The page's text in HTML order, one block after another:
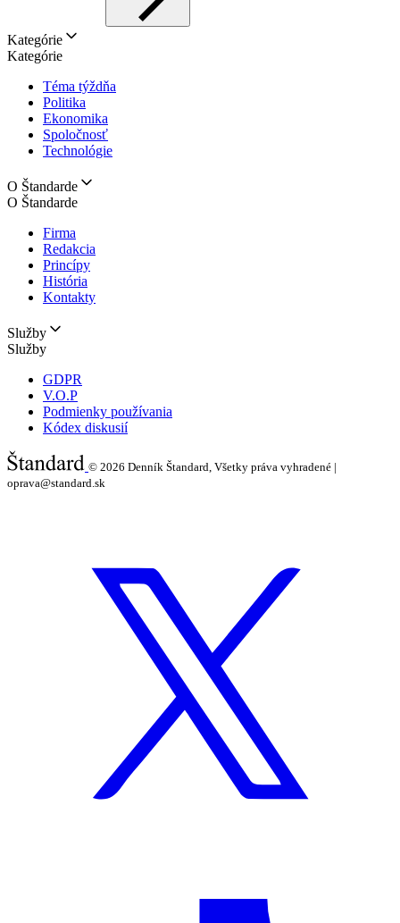
Kategórie
Kategórie
Téma týždňa
Politika
Ekonomika
Spoločnosť
Technológie
O Štandarde
O Štandarde
Firma
Redakcia
Princípy
História
Kontakty
Služby
Služby
GDPR
V.O.P
Podmienky používania
Kódex diskusií
© 2026 Denník Štandard, Všetky práva vyhradené |
oprava@standard.sk